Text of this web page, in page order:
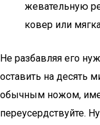
жевательную
ковер или
Не разбавляя его
оставить на десять
обычным ножом,
переусердствуйте.